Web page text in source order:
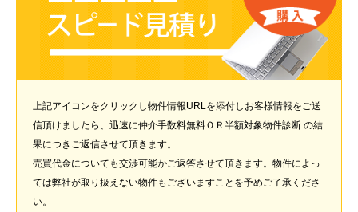
上記アイコンをクリックし物件情報URLを添付しお客様情報をご送
信頂けましたら、迅速に仲介手数料無料ＯＲ半額対象物件診断 の結
果につきご返信させて頂きます。
売買代金についても交渉可能かご返答させて頂きます。物件によっ
ては弊社が取り扱えない物件もございますことを予めご了承くださ
い。